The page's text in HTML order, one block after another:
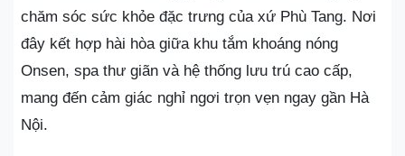
chăm sóc sức khỏe đặc trưng của xứ Phù Tang. Nơi
đây kết hợp hài hòa giữa khu tắm khoáng nóng
Onsen, spa thư giãn và hệ thống lưu trú cao cấp,
mang đến cảm giác nghỉ ngơi trọn vẹn ngay gần Hà
Nội.